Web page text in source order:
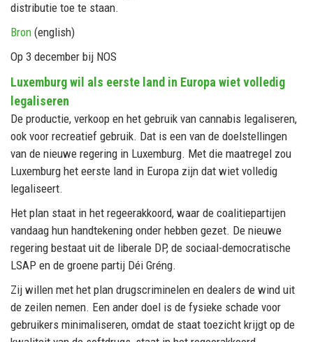
distributie toe te staan.
Bron (english)
Op 3 december bij NOS
Luxemburg wil als eerste land in Europa wiet volledig
legaliseren
De productie, verkoop en het gebruik van cannabis legaliseren,
ook voor recreatief gebruik. Dat is een van de doelstellingen
van de nieuwe regering in Luxemburg. Met die maatregel zou
Luxemburg het eerste land in Europa zijn dat wiet volledig
legaliseert.
Het plan staat in het regeerakkoord, waar de coalitiepartijen
vandaag hun handtekening onder hebben gezet. De nieuwe
regering bestaat uit de liberale DP, de sociaal-democratische
LSAP en de groene partij Déi Gréng.
Zij willen met het plan drugscriminelen en dealers de wind uit
de zeilen nemen. Een ander doel is de fysieke schade voor
gebruikers minimaliseren, omdat de staat toezicht krijgt op de